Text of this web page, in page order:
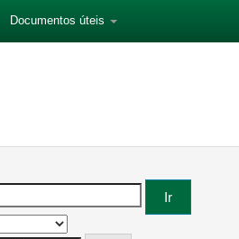
Documentos úteis